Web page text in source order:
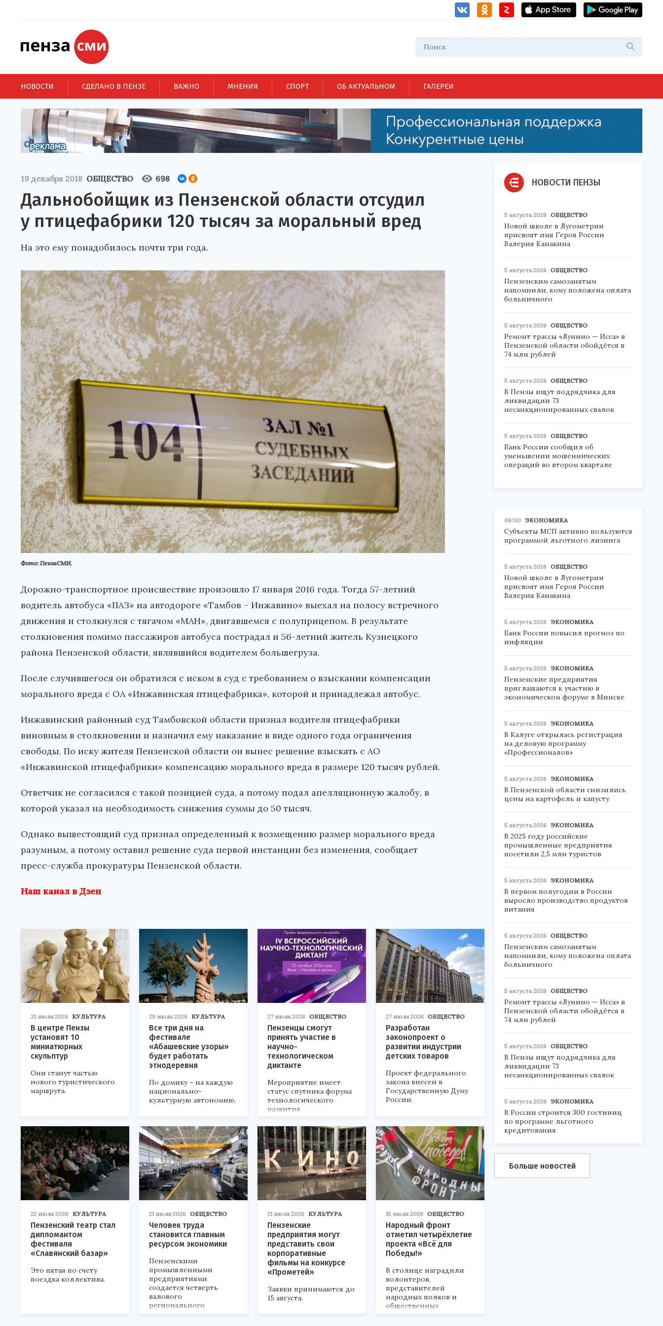
НОВОСТИ СДЕЛАНО В ПЕНЗЕ ВАЖНО МНЕНИЯ СПОРТ ОБ АКТУАЛЬНОМ ГАЛЕРЕИ
19 декабря 2018 ОБЩЕСТВО 698
Дальнобойщик из Пензенской области отсудил
у птицефабрики 120 тысяч за моральный вред
На это ему понадобилось почти три года.
Фото: ПензаСМИ.
Дорожно-транспортное происшествие произошло 17 января 2016 года. Тогда 57-летний
водитель автобуса «ПАЗ» на автодороге «Тамбов – Инжавино» выехал на полосу встречного
движения и столкнулся с тягачом «МАН», двигавшемся с полуприцепом. В результате
столкновения помимо пассажиров автобуса пострадал и 56-летний житель Кузнецкого
района Пензенской области, являвшийся водителем большегруза.
После случившегося он обратился с иском в суд с требованием о взыскании компенсации
морального вреда с ОА «Инжавинская птицефабрика», которой и принадлежал автобус.
Инжавинский районный суд Тамбовской области признал водителя птицефабрики
виновным в столкновении и назначил ему наказание в виде одного года ограничения
свободы. По иску жителя Пензенской области он вынес решение взыскать с АО
«Инжавинской птицефабрики» компенсацию морального вреда в размере 120 тысяч рублей.
Ответчик не согласился с такой позицией суда, а потому подал апелляционную жалобу, в
которой указал на необходимость снижения суммы до 50 тысяч.
Однако вышестоящий суд признал определенный к возмещению размер морального вреда
разумным, а потому оставил решение суда первой инстанции без изменения, сообщает
пресс-служба прокуратуры Пензенской области.
Наш канал в Дзен
31 июля 2026 КУЛЬТУРА
В центре Пензы
установят 10
миниатюрных
скульптур
Они станут частью
нового туристического
маршрута.
29 июля 2026 КУЛЬТУРА
Все три дня на
фестивале
«Абашевские узоры»
будет работать
этнодеревня
По домику – на каждую
национально-
культурную автономию.
27 июля 2026 ОБЩЕСТВО
Пензенцы смогут
принять участие в
научно-
технологическом
диктанте
Мероприятие имеет
статус спутника форума
технологического
развития
«Технопром-2026».
27 июля 2026 ОБЩЕСТВО
Разработан
законопроект о
развитии индустрии
детских товаров
Проект федерального
закона внесен в
Государственную Думу
России.
22 июля 2026 КУЛЬТУРА
Пензенский театр стал
дипломантом
фестиваля
«Славянский базар»
Это пятая по счету
поездка коллектива.
21 июля 2026 ОБЩЕСТВО
Человек труда
становится главным
ресурсом экономики
Пензенскими
промышленными
предприятиями
создается четверть
валового
регионального
продукта и
21 июля 2026 КУЛЬТУРА
Пензенские
предприятия могут
представить свои
корпоративные
фильмы на конкурсе
«Прометей»
Заявки принимаются до
15 августа.
15 июля 2026 ОБЩЕСТВО
Народный фронт
отметил четырёхлетие
проекта «Всё для
Победы!»
В столице наградили
волонтеров,
представителей
народных полков и
общественных
объединений.
НОВОСТИ ПЕНЗЫ
5 августа 2026 ОБЩЕСТВО
Новой школе в Лугометрии
присвоят имя Героя России
Валерия Канакина
5 августа 2026 ОБЩЕСТВО
Пензенским самозанятым
напомнили, кому положена оплата
больничного
5 августа 2026 ОБЩЕСТВО
Ремонт трассы «Лунино — Исса» в
Пензенской области обойдётся в
74 млн рублей
5 августа 2026 ОБЩЕСТВО
В Пензы ищут подрядчика для
ликвидации 73
несанкционированных свалок
5 августа 2026 ОБЩЕСТВО
Банк России сообщил об
уменьшении мошеннических
операций во втором квартале
06:00 ЭКОНОМИКА
Субъекты МСП активно пользуются
программой льготного лизинга
5 августа 2026 ОБЩЕСТВО
Новой школе в Лугометрии
присвоят имя Героя России
Валерия Канакина
5 августа 2026 ЭКОНОМИКА
Банк России повысил прогноз по
инфляции
5 августа 2026 ЭКОНОМИКА
Пензенские предприятия
приглашаются к участию в
экономическом форуме в Минске
5 августа 2026 ЭКОНОМИКА
В Калуге открылась регистрация
на деловую программу
«Профессионалов»
5 августа 2026 ЭКОНОМИКА
В Пензенской области снизились
цены на картофель и капусту
5 августа 2026 ЭКОНОМИКА
В 2025 году российские
промышленные предприятия
посетили 2,5 млн туристов
5 августа 2026 ЭКОНОМИКА
В первом полугодии в России
выросло производство продуктов
питания
5 августа 2026 ОБЩЕСТВО
Пензенским самозанятым
напомнили, кому положена оплата
больничного
5 августа 2026 ОБЩЕСТВО
Ремонт трассы «Лунино — Исса» в
Пензенской области обойдётся в
74 млн рублей
5 августа 2026 ОБЩЕСТВО
В Пензы ищут подрядчика для
ликвидации 73
несанкционированных свалок
5 августа 2026 ЭКОНОМИКА
В России строится 300 гостиниц
по программе льготного
кредитования
Больше новостей